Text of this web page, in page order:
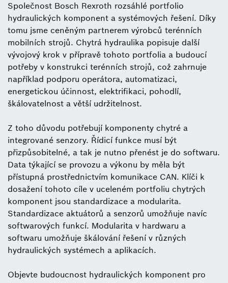
Společnost Bosch Rexroth rozsáhlé portfolio
hydraulických komponent a systémových řešení. Díky
tomu jsme ceněným partnerem výrobců terénních
mobilních strojů. Chytrá hydraulika popisuje další
vývojový krok v přípravě tohoto portfolia a budoucí
potřeby v konstrukci terénních strojů, což zahrnuje
například podporu operátora, automatizaci,
energetickou účinnost, elektrifikaci, pohodlí,
škálovatelnost a větší udržitelnost.
Z toho důvodu potřebují komponenty chytré a
integrované senzory. Řídicí funkce musí být
přizpůsobitelné, a tak je nutno přenést je do softwaru.
Data týkající se provozu a výkonu by měla být
přístupná prostřednictvím komunikace CAN. Klíči k
dosažení tohoto cíle v uceleném portfoliu chytrých
komponent jsou standardizace a modularita.
Standardizace aktuátorů a senzorů umožňuje navíc
softwarových funkcí. Modularita v hardwaru a
softwaru umožňuje škálování řešení v různých
hydraulických systémech a aplikacích.
Objevte budoucnost hydraulických komponent pro